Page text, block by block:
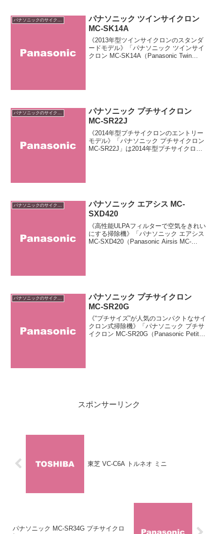
パナソニック ツインサイクロン
MC-SK14A
《2013年型ツインサイクロンのスタンダ
ードモデル》「パナソニック ツインサイ
クロン MC-SK14A（Panasonic Twin
パナソニック プチサイクロン
MC-SR22J
《2014年型プチサイクロンのエントリー
モデル》「パナソニック プチサイクロン
MC-SR22J」は2014年型プチサイクロン
パナソニックのサイクロン掃除機
パナソニック エアシス MC-
SXD420
《高性能ULPAフィルターで空気をきれい
にする掃除機》「パナソニック エアシス
MC-SXD420（Panasonic Airsis MC-
パナソニックのサイクロン掃除機
パナソニック プチサイクロン
MC-SR20G
《“プチサイズ”が人気のコンパクトなサイ
クロン式掃除機》「パナソニック プチサ
イクロン MC-SR20G（Panasonic Petit
スポンサーリンク
東芝 VC-C6A トルネオ ミニ
パナソニック MC-SR34G プチサイクロ